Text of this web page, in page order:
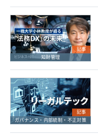
記事
知財管理
記事
ガバナンス・内部統制・不正対策